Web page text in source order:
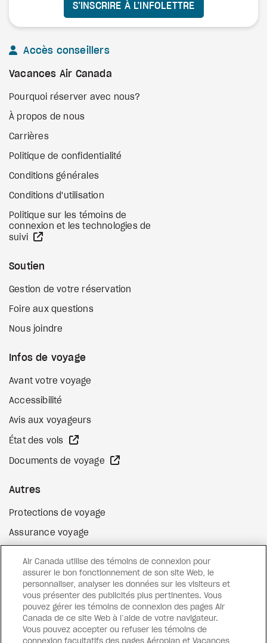
S’INSCRIRE À L’INFOLETTRE
Accès conseillers
Vacances Air Canada
Pourquoi réserver avec nous?
À propos de nous
Carrières
Politique de confidentialité
Conditions générales
Conditions d'utilisation
Politique sur les témoins de
connexion et les technologies de
suivi
Soutien
Gestion de votre réservation
Foire aux questions
Nous joindre
Infos de voyage
Avant votre voyage
Accessibilité
Avis aux voyageurs
État des vols
Documents de voyage
Autres
Protections de voyage
Assurance voyage
Surclassement de vol
Cartes-cadeaux Site Web externe
FacebookInstagram
Pinterest
Air Canada utilise des témoins de connexion pour
assurer le bon fonctionnement de son site Web, le
personnaliser, analyser les données sur les visiteurs et
vous présenter des publicités plus pertinentes. Vous
pouvez gérer les témoins de connexion des pages Air
Canada de ce site Web à l’aide de votre navigateur.
Vous pouvez accepter ou refuser les témoins de